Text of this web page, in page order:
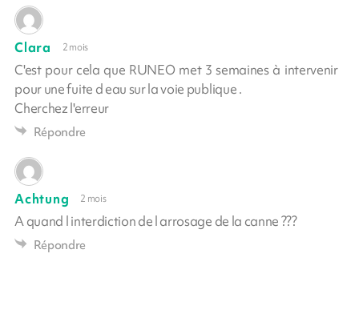
Clara 2 mois
C'est pour cela que RUNEO met 3 semaines à intervenir
pour une fuite d eau sur la voie publique .
Cherchez l'erreur
Répondre
Achtung 2 mois
A quand l interdiction de l arrosage de la canne ???
Répondre